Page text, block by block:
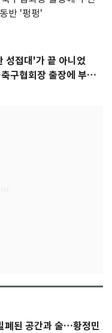
성접대'가 끝 아니었
구협회장 출장에 부인
폐된 공간과 술…황정민